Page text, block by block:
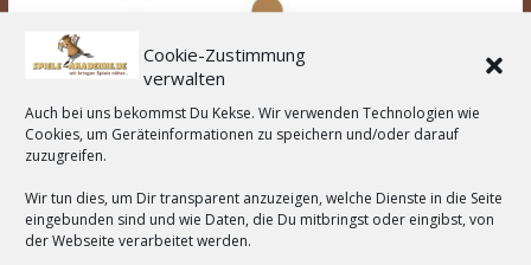
Cookie-Zustimmung
verwalten
Auch bei uns bekommst Du Kekse. Wir verwenden Technologien wie
Cookies, um Geräteinformationen zu speichern und/oder darauf
zuzugreifen.
Wir tun dies, um Dir transparent anzuzeigen, welche Dienste in die Seite
eingebunden sind und wie Daten, die Du mitbringst oder eingibst, von
der Webseite verarbeitet werden.